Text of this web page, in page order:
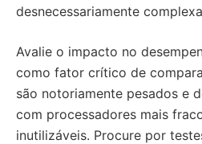
desnecessariamente
Avalie o impacto no
como fator crítico de
são notoriamente pesados e
com processadores mais
inutilizáveis. Procure por